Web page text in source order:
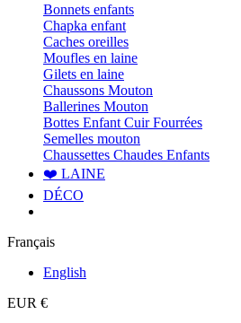
Bonnets enfants
Chapka enfant
Caches oreilles
Moufles en laine
Gilets en laine
Chaussons Mouton
Ballerines Mouton
Bottes Enfant Cuir Fourrées
Semelles mouton
Chaussettes Chaudes Enfants
❤️ LAINE
DÉCO
Français
English
EUR €